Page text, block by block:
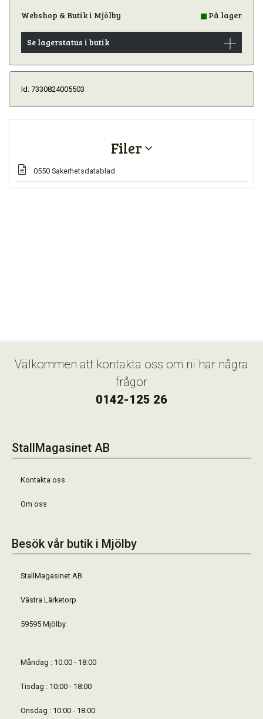
Webshop & Butik i Mjölby På lager
Se lagerstatus i butik
Id: 7330824005503
Filer
0550 Sakerhetsdatablad
Välkommen att kontakta oss om ni har några
frågor
0142-125 26
StallMagasinet AB
Kontakta oss
Om oss
Besök vår butik i Mjölby
StallMagasinet AB
Västra Lärketorp
59595 Mjölby
Måndag : 10:00 - 18:00
Tisdag : 10:00 - 18:00
Onsdag : 10:00 - 18:00